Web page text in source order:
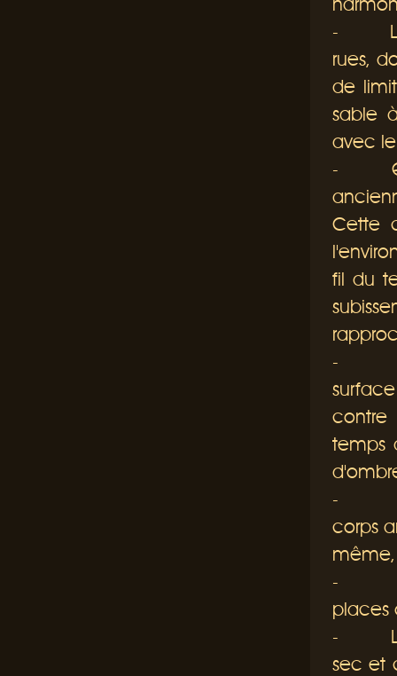
-
Les
rues,
de
sable
avec
-
Cette
fil du
-
contre
temps
-
corps
-
places
- La
sec et